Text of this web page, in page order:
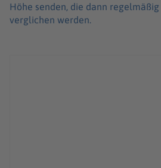
Höhe senden, die dann
verglichen werden.